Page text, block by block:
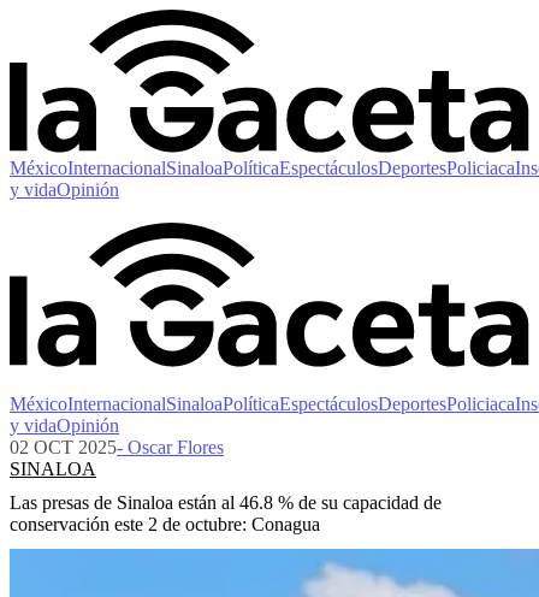
MéxicoInternacionalSinaloaPolíticaEspectáculosDeportesPoliciaca
y vidaOpinión
MéxicoInternacionalSinaloaPolíticaEspectáculosDeportesPoliciaca
y vidaOpinión
02 OCT 2025- Oscar Flores
SINALOA
Las presas de Sinaloa están al 46.8 % de su capacidad de
conservación este 2 de octubre: Conagua